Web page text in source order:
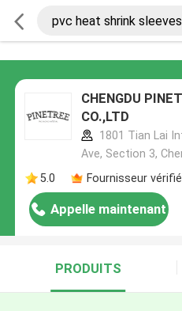
CHENGDU
CO.,LTD
1801 Tian Lai
Ave, Section 3,
5.0
Fournisseur vérifié
Appelle maintenant
PRODUITS